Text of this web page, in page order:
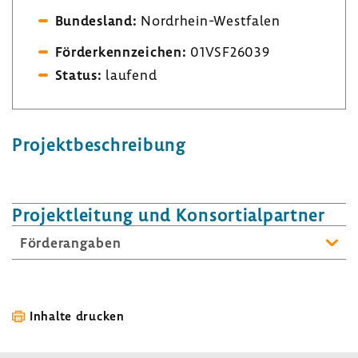
Bundes­land: Nordrhein-​Westfalen
Förder­kenn­zei­chen: 01VSF26039
Status: laufend
Projekt­be­schrei­bung
Projekt­lei­tung und Konsor­ti­al­partner
Förder­an­gaben
Inhalte drucken